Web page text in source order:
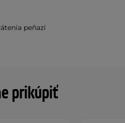
peňazí
prikúpiť